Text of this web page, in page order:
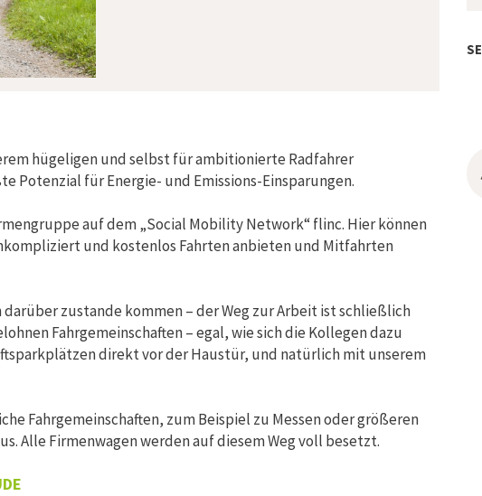
hügeligen und selbst für ambitionierte Radfahrer
Potenzial für Energie- und Emissions-Einsparungen.
auf dem „Social Mobility Network“ flinc. Hier können
und kostenlos Fahrten anbieten und Mitfahrten
zustande kommen – der Weg zur Arbeit ist schließlich
Fahrgemeinschaften – egal, wie sich die Kollegen dazu
direkt vor der Haustür, und natürlich mit unserem
Fahrgemeinschaften, zum Beispiel zu Messen oder größeren
Alle Firmenwagen werden auf diesem Weg voll besetzt.